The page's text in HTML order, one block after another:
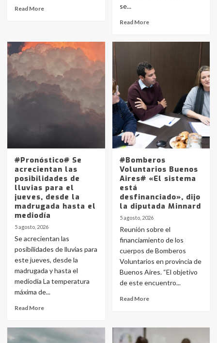
Read More
se...
Read More
#Pronóstico# Se
acrecientan las
posibilidades de
lluvias para el
jueves, desde la
madrugada hasta el
mediodía
5 agosto, 2026
Se acrecientan las
posibilidades de lluvias para
este jueves, desde la
madrugada y hasta el
mediodía La temperatura
máxima de...
Read More
#Bomberos
Voluntarios Buenos
Aires# «El sistema
está
desfinanciado», dijo
la diputada Minnard
5 agosto, 2026
Reunión sobre el
financiamiento de los
cuerpos de Bomberos
Voluntarios en provincia de
Buenos Aires. “El objetivo
de este encuentro...
Read More